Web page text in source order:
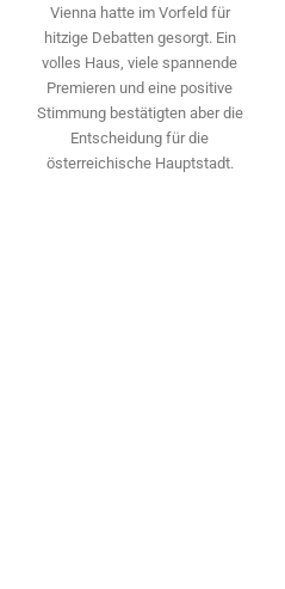
Vienna hatte im Vorfeld für
hitzige Debatten gesorgt. Ein
volles Haus, viele spannende
Premieren und eine positive
Stimmung bestätigten aber die
Entscheidung für die
österreichische Hauptstadt.